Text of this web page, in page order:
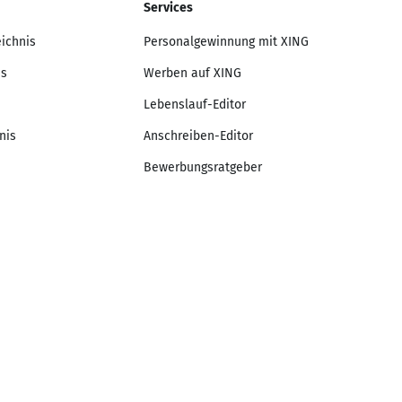
Services
Personalgewinnung mit XING
Werben auf XING
Lebenslauf-Editor
Anschreiben-Editor
Bewerbungsratgeber